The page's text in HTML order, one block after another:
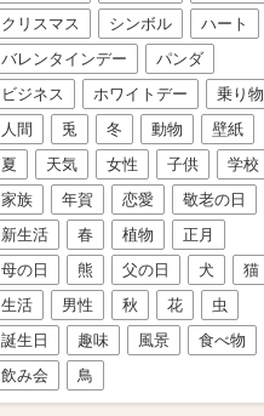
クリスマス
シンボル
ハート
バレンタインデー
パンダ
ビジネス
ホワイトデー
乗り物
人間
兎 冬 動物
壁紙
夏
天気 女性 子供
学校
家族
年賀 恋愛
敬老の日
新生活
春 植物
正月
母の日
熊 父の日 犬
猫
生活
男性 秋 花
虫
誕生日
趣味 風景
食べ物
飲み会
鳥